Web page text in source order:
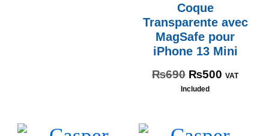
Coque
Transparente avec
MagSafe pour
iPhone 13 Mini
₨690 ₨500 VAT
Included